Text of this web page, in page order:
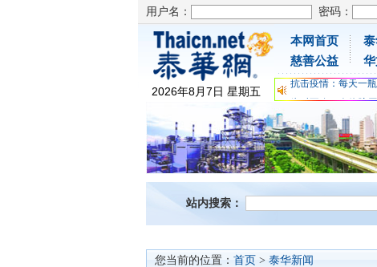
用户名： 密码：
2026年8月7日 星期五
本网首页
慈善公益
为时不晚，人体胶
关爱儿童健康，免
抗击疫情：每天一
为时不晚，人体胶
关爱儿童健康，免
抗击疫情：每天一
站内搜索：
您当前的位置： 首页 > 泰华新闻